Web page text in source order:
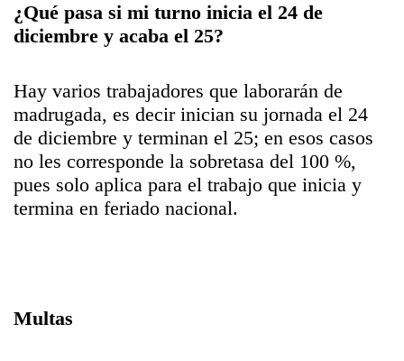
¿Qué pasa si mi turno inicia el 24 de
diciembre y acaba el 25?
Hay varios trabajadores que laborarán de
madrugada, es decir inician su jornada el 24
de diciembre y terminan el 25; en esos casos
no les corresponde la sobretasa del 100 %,
pues solo aplica para el trabajo que inicia y
termina en feriado nacional.
Multas